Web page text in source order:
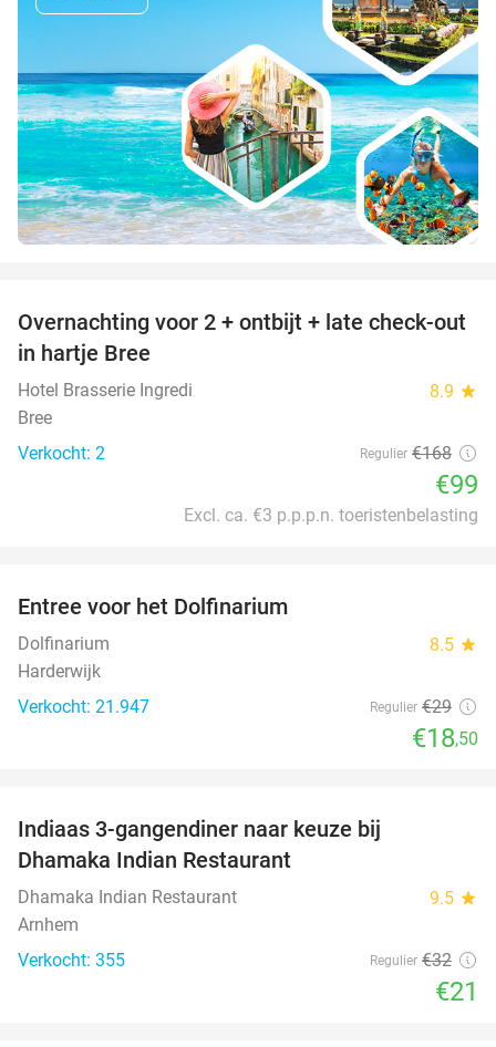
41%
TODAY
Overnachting voor 2 + ontbijt + late check-out
in hartje Bree
Hotel Brasserie Ingredi 8.9 star
Bree
Verkocht: 2
Regulier €168
€99
Excl. ca. €3 p.p.p.n. toeristenbelasting
Entree voor het Dolfinarium
Dolfinarium 8.5 star
Harderwijk
Verkocht: 21.947
Regulier €29
€18,50
Indiaas 3-gangendiner naar keuze bij
Dhamaka Indian Restaurant
Dhamaka Indian Restaurant 9.5 star
Arnhem
Verkocht: 355
Regulier €32
€21